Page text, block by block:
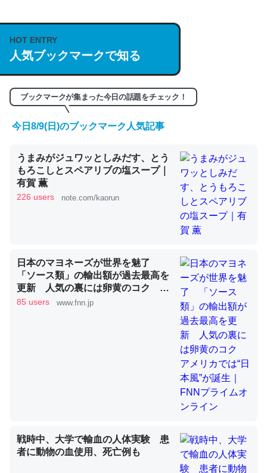
説してる記事が少ないので貴重な良記事。/続編来た
https://isobe324649.hatenablog.com/entry/2023/03/27
/064121
─GPTの仕組みと限界についての考察（１） - conceptualization
くらい。小説でいう「ずっと前の伏線」は回収されないけ
ど、短期記憶というには多い分量。進化すればするほど分
かりやすく強くなりそう
─GPTの仕組みと限界についての考察（１） - conceptualization
昆虫ってカルシウム少ないのか。知らんかった。調べたら
コオロギのカルシウム分はエビの600分の1程度。
─ニュース :: 【研究発表】昆虫学の大問題＝「昆虫はなぜ海にいな
論文では「淡水はカルシウムも酸素も不足してて両方に不
いる鋏角類（カブトガニ・ウミグモ）はカルシウムを使わ
ずキチンを強化してる筈だが、酵素が違うのか？
─ニュース :: 【研究発表】昆虫学の大問題＝「昆虫はなぜ海にいな
HOT ENTRY
人気ブックマークで知る
ブックマークが集まった今日の話題をチェック！
今日8/9(日)のブックマーク人気記事
うまみがジュワッとしみだす、とう
もろこしとスペアリブの塩スープ｜
有賀 薫
226 users note.com/kaorun
日本のマヨネーズが世界を魅了
「ソース類」の輸出額が過去最高を
更新 人気の裏には卵黄のコク ア
メリカでは“日本風”が誕生｜FNNプ
85 users www.fnn.jp
戦時中、大学で輸血の人体実験 患
者に動物の血使用、死亡例も